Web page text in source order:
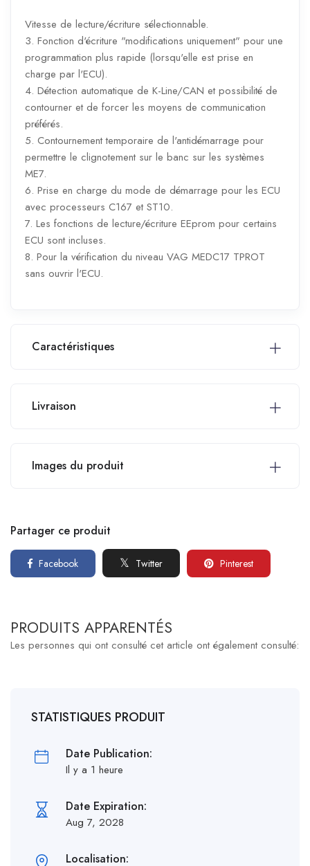
Vitesse de lecture/écriture sélectionnable.
3. Fonction d'écriture "modifications uniquement" pour une
programmation plus rapide (lorsqu'elle est prise en
charge par l'ECU).
4. Détection automatique de K-Line/CAN et possibilité de
contourner et de forcer les moyens de communication
préférés.
5. Contournement temporaire de l'antidémarrage pour
permettre le clignotement sur le banc sur les systèmes
ME7.
6. Prise en charge du mode de démarrage pour les ECU
avec processeurs C167 et ST10.
7. Les fonctions de lecture/écriture EEprom pour certains
ECU sont incluses.
8. Pour la vérification du niveau VAG MEDC17 TPROT
sans ouvrir l'ECU.
Caractéristiques
Livraison
Images du produit
Partager ce produit
Facebook Twitter Pinterest
PRODUITS APPARENTÉS
Les personnes qui ont consulté cet article ont également consulté:
STATISTIQUES PRODUIT
Date Publication:
Il y a 1 heure
Date Expiration:
Aug 7, 2028
Localisation: